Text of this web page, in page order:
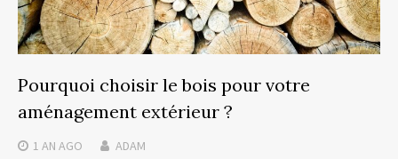
Pourquoi choisir le bois pour votre
aménagement extérieur ?
1 AN AGO ADAM